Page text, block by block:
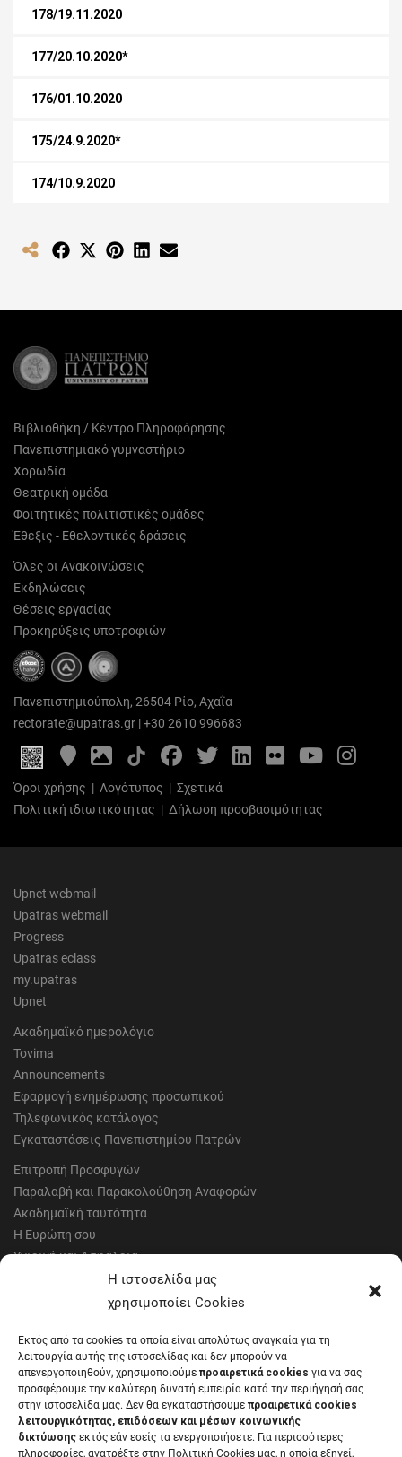
Η ιστοσελίδα μας
χρησιμοποίει Cookies
Εκτός από τα cookies τα οποία είναι απολύτως αναγκαία για τη
λειτουργία αυτής της ιστοσελίδας και δεν μπορούν να
απενεργοποιηθούν, χρησιμοποιούμε προαιρετικά cookies για να σας
προσφέρουμε την καλύτερη δυνατή εμπειρία κατά την περιήγησή σας
στην ιστοσελίδα μας. Δεν θα εγκαταστήσουμε προαιρετικά cookies
λειτουργικότητας, επιδόσεων και μέσων κοινωνικής
δικτύωσης εκτός εάν εσείς τα ενεργοποιήσετε. Για περισσότερες
πληροφορίες, ανατρέξτε στην Πολιτική Cookies μας, η οποία εξηγεί,
178/19.11.2020
177/20.10.2020*
176/01.10.2020
175/24.9.2020*
174/10.9.2020
Share Share
(Twitter)
Share Share
Βιβλιοθήκη / Κέντρο Πληροφόρησης
Πανεπιστημιακό γυμναστήριο
Χορωδία
Θεατρική ομάδα
Φοιτητικές πολιτιστικές ομάδες
Έθεξις - Εθελοντικές δράσεις
Όλες οι Ανακοινώσεις
Εκδηλώσεις
Θέσεις εργασίας
Προκηρύξεις υποτροφιών
Πανεπιστημιούπολη, 26504 Ρίο, Αχαΐα
rectorate@upatras.gr |+30 2610 996683
Google
Maps
Photo
Gallery
FacebookTwitterLinkedIn
FlickrYouTube
Όροι χρήσης | Λογότυπος | Σχετικά
Πολιτική ιδιωτικότητας | Δήλωση προσβασιμότητας
Upnet webmail
Upatras webmail
Progress
Upatras eclass
my.upatras
Upnet
Ακαδημαϊκό ημερολόγιο
Tovima
Announcements
Εφαρμογή ενημέρωσης προσωπικού
Τηλεφωνικός κατάλογος
Εγκαταστάσεις Πανεπιστημίου Πατρών
Επιτροπή Προσφυγών
Παραλαβή και Παρακολούθηση Αναφορών
Ακαδημαϊκή ταυτότητα
Η Ευρώπη σου
Υγιεινή και Ασφάλεια
Έντυπα Οικονομικής Υπηρεσίας
Έντυπα Διοικητικών Υπηρεσιών
Μητρώα αξιολογητών
Δημόσια Διαβούλευση
Συνεδριάσεις Συγκλήτου
Συνεδριάσεις Συμβουλίου Διοίκησης
EUNICoast European University